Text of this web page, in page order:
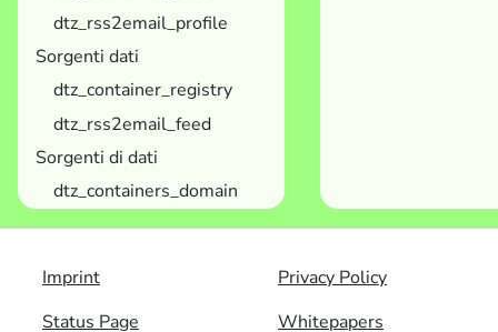
dtz_rss2email_profile
Sorgenti dati
dtz_container_registry
dtz_rss2email_feed
Sorgenti di dati
dtz_containers_domain
Imprint
Privacy Policy
Status Page
Whitepapers